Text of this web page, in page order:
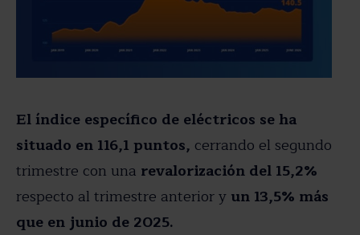
El índice específico de eléctricos se ha
situado en 116,1 puntos, cerrando el segundo
trimestre con una revalorización del 15,2%
respecto al trimestre anterior y un 13,5% más
que en junio de 2025.